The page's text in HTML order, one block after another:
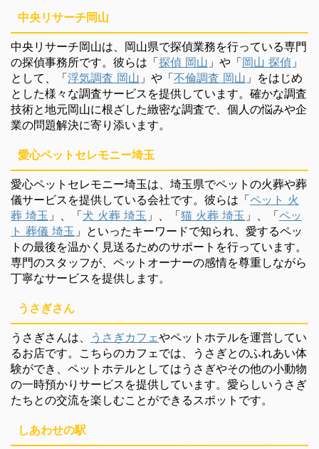
中央リサーチ岡山
中央リサーチ岡山は、岡山県で探偵業務を行っている専門
の探偵事務所です。彼らは「探偵 岡山 」や「岡山 探偵 」
として、「浮気調査 岡山 」や「不倫調査 岡山 」をはじめ
とした様々な調査サービスを提供しています。確かな調査
技術と地元岡山に根ざした緻密な調査で、個人の悩みや企
業の問題解決に寄り添います。
愛心ペットセレモニー埼玉
愛心ペットセレモニー埼玉は、埼玉県でペットの火葬や葬
儀サービスを提供している会社です。彼らは「ペット 火
葬 埼玉 」、「犬 火葬 埼玉 」、「猫 火葬 埼玉 」、「ペッ
ト 葬儀 埼玉 」といったキーワードで知られ、愛するペッ
トの最後を温かく見送るためのサポートを行っています。
専門のスタッフが、ペットオーナーの感情を尊重しながら
丁寧なサービスを提供します。
うさぎさん
うさぎさんは、 うさぎカフェやペットホテルを運営してい
るお店です。こちらのカフェでは、うさぎとのふれあい体
験ができ、ペットホテルとしてはうさぎやその他の小動物
の一時預かりサービスを提供しています。愛らしいうさぎ
たちとの交流を楽しむことができるスポットです。
しあわせの駅